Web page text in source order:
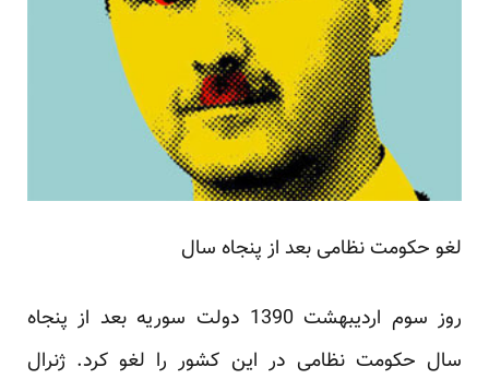
لغو حکومت نظامی بعد از پنجاه سال
روز سوم اردیبهشت 1390 دولت سوریه بعد از پنجاه
سال حکومت نظامی در این کشور را لغو کرد. ژنرال